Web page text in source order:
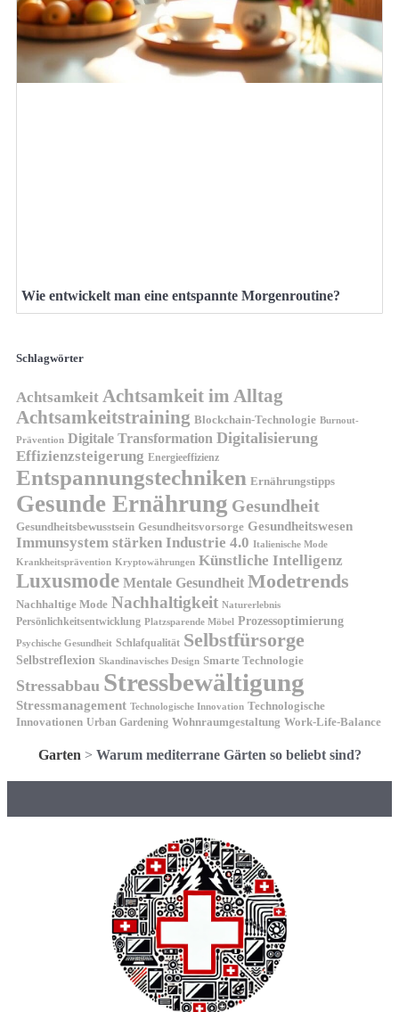
Wie entwickelt man eine entspannte Morgenroutine?
Schlagwörter
Achtsamkeit Achtsamkeit im Alltag
Achtsamkeitstraining Blockchain-Technologie Burnout-
Prävention Digitale Transformation Digitalisierung
Effizienzsteigerung Energieeffizienz
Entspannungstechniken Ernährungstipps
Gesunde Ernährung Gesundheit
Gesundheitsbewusstsein Gesundheitsvorsorge Gesundheitswesen
Immunsystem stärken Industrie 4.0 Italienische Mode
Krankheitsprävention Kryptowährungen Künstliche Intelligenz
Luxusmode Mentale Gesundheit Modetrends
Nachhaltige Mode Nachhaltigkeit Naturerlebnis
Persönlichkeitsentwicklung Platzsparende Möbel Prozessoptimierung
Psychische Gesundheit Schlafqualität Selbstfürsorge
Selbstreflexion Skandinavisches Design Smarte Technologie
Stressabbau Stressbewältigung
Stressmanagement Technologische Innovation Technologische
Innovationen Urban Gardening Wohnraumgestaltung Work-Life-Balance
Garten > Warum mediterrane Gärten so beliebt sind?